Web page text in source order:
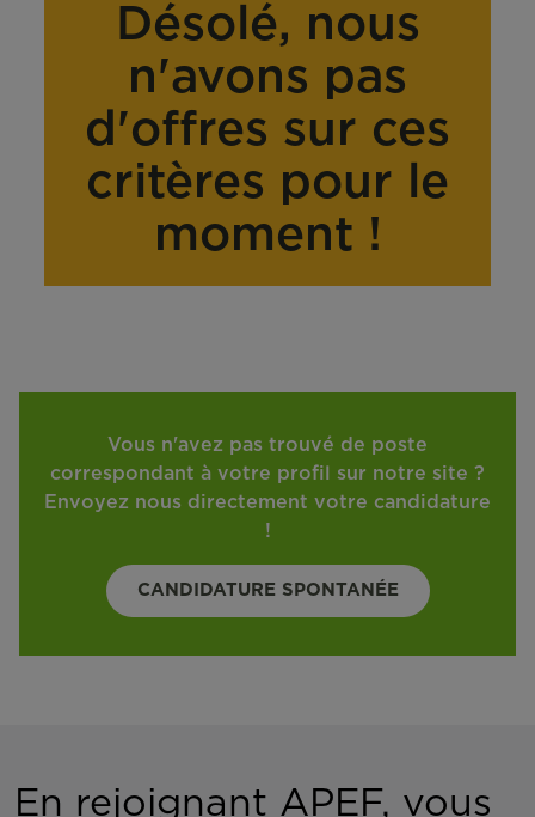
Désolé, nous
n'avons pas
d'offres sur ces
critères pour le
moment !
Vous n'avez pas trouvé de poste
correspondant à votre profil sur notre site ?
Envoyez nous directement votre candidature
!
CANDIDATURE SPONTANÉE
En rejoignant APEF, vous